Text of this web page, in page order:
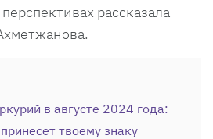
рассказала
в августе 2024 года:
твоему знаку